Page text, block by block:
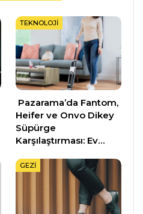
TEKNOLOJI
Pazarama’da Fantom,
Heifer ve Onvo Dikey
Süpürge
Karşılaştırması: Ev…
GEZI